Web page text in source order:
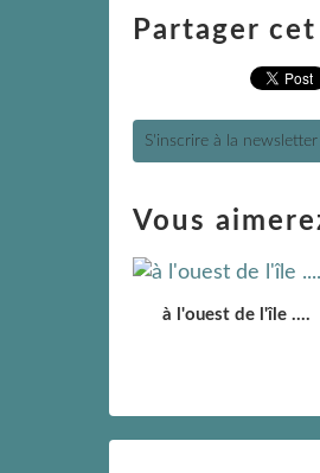
Partager
S'inscrire à la newsletter
Vous
à l'ouest de l'île ....